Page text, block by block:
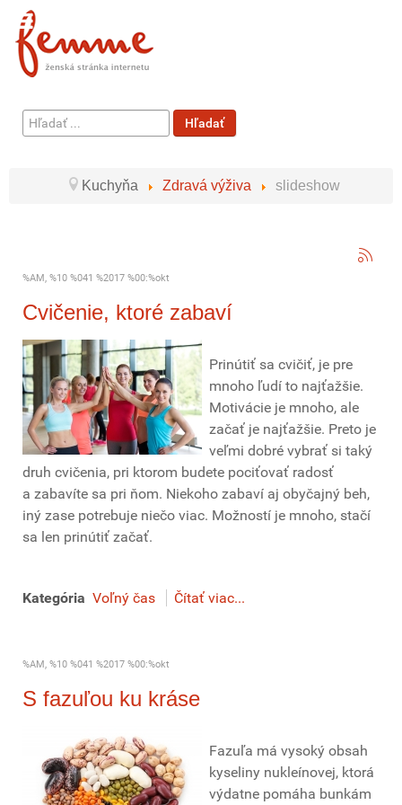
Hľadať
...
Hľadať
Kuchyňa Zdravá výživa slideshow
%AM, %10 %041 %2017 %00:%okt
Cvičenie, ktoré zabaví
Prinútiť sa cvičiť, je pre
mnoho ľudí to najťažšie.
Motivácie je mnoho, ale
začať je najťažšie. Preto je
veľmi dobré vybrať si taký
druh cvičenia, pri ktorom budete pociťovať radosť
a zabavíte sa pri ňom. Niekoho zabaví aj obyčajný beh,
iný zase potrebuje niečo viac. Možností je mnoho, stačí
sa len prinútiť začať.
Kategória Voľný čas Čítať viac...
%AM, %10 %041 %2017 %00:%okt
S fazuľou ku kráse
Fazuľa má vysoký obsah
kyseliny nukleínovej, ktorá
výdatne pomáha bunkám